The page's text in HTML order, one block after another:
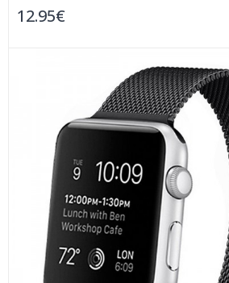
12.95€